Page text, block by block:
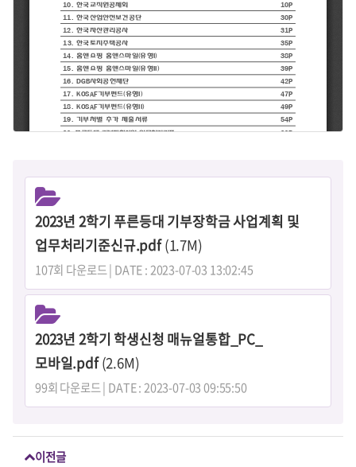
2023년 2학기 푸른등대 기부장학금 사업계획 및
업무처리기준신규.pdf(1.7M)
107회 다운로드 | DATE : 2023-07-03 13:02:45
2023년 2학기 학생신청 매뉴얼통합_PC_
모바일.pdf(2.6M)
99회 다운로드 | DATE : 2023-07-03 09:55:50
이전글